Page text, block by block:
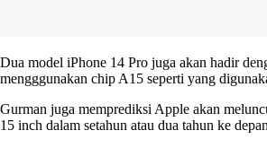
Dua model iPhone 14 Pro juga akan hadir
mengggunakan chip A15 seperti yang
Gurman juga memprediksi Apple akan
15 inch dalam setahun atau dua tahun ke